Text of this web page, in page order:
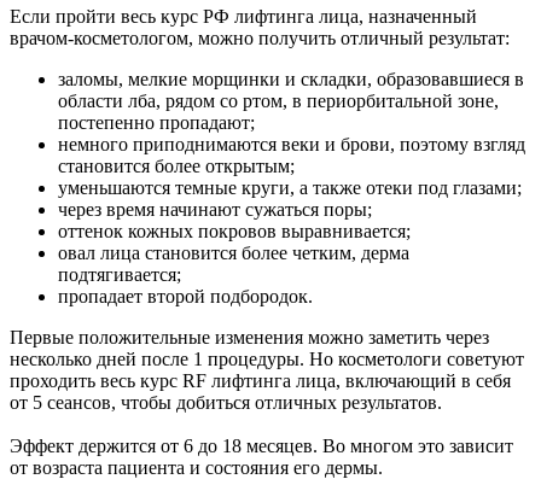
Если пройти весь курс РФ лифтинга лица, назначенный
врачом-косметологом, можно получить отличный результат:
заломы, мелкие морщинки и складки, образовавшиеся в
области лба, рядом со ртом, в периорбитальной зоне,
постепенно пропадают;
немного приподнимаются веки и брови, поэтому взгляд
становится более открытым;
уменьшаются темные круги, а также отеки под глазами;
через время начинают сужаться поры;
оттенок кожных покровов выравнивается;
овал лица становится более четким, дерма
подтягивается;
пропадает второй подбородок.
Первые положительные изменения можно заметить через
несколько дней после 1 процедуры. Но косметологи советуют
проходить весь курс RF лифтинга лица, включающий в себя
от 5 сеансов, чтобы добиться отличных результатов.
Эффект держится от 6 до 18 месяцев. Во многом это зависит
от возраста пациента и состояния его дермы.